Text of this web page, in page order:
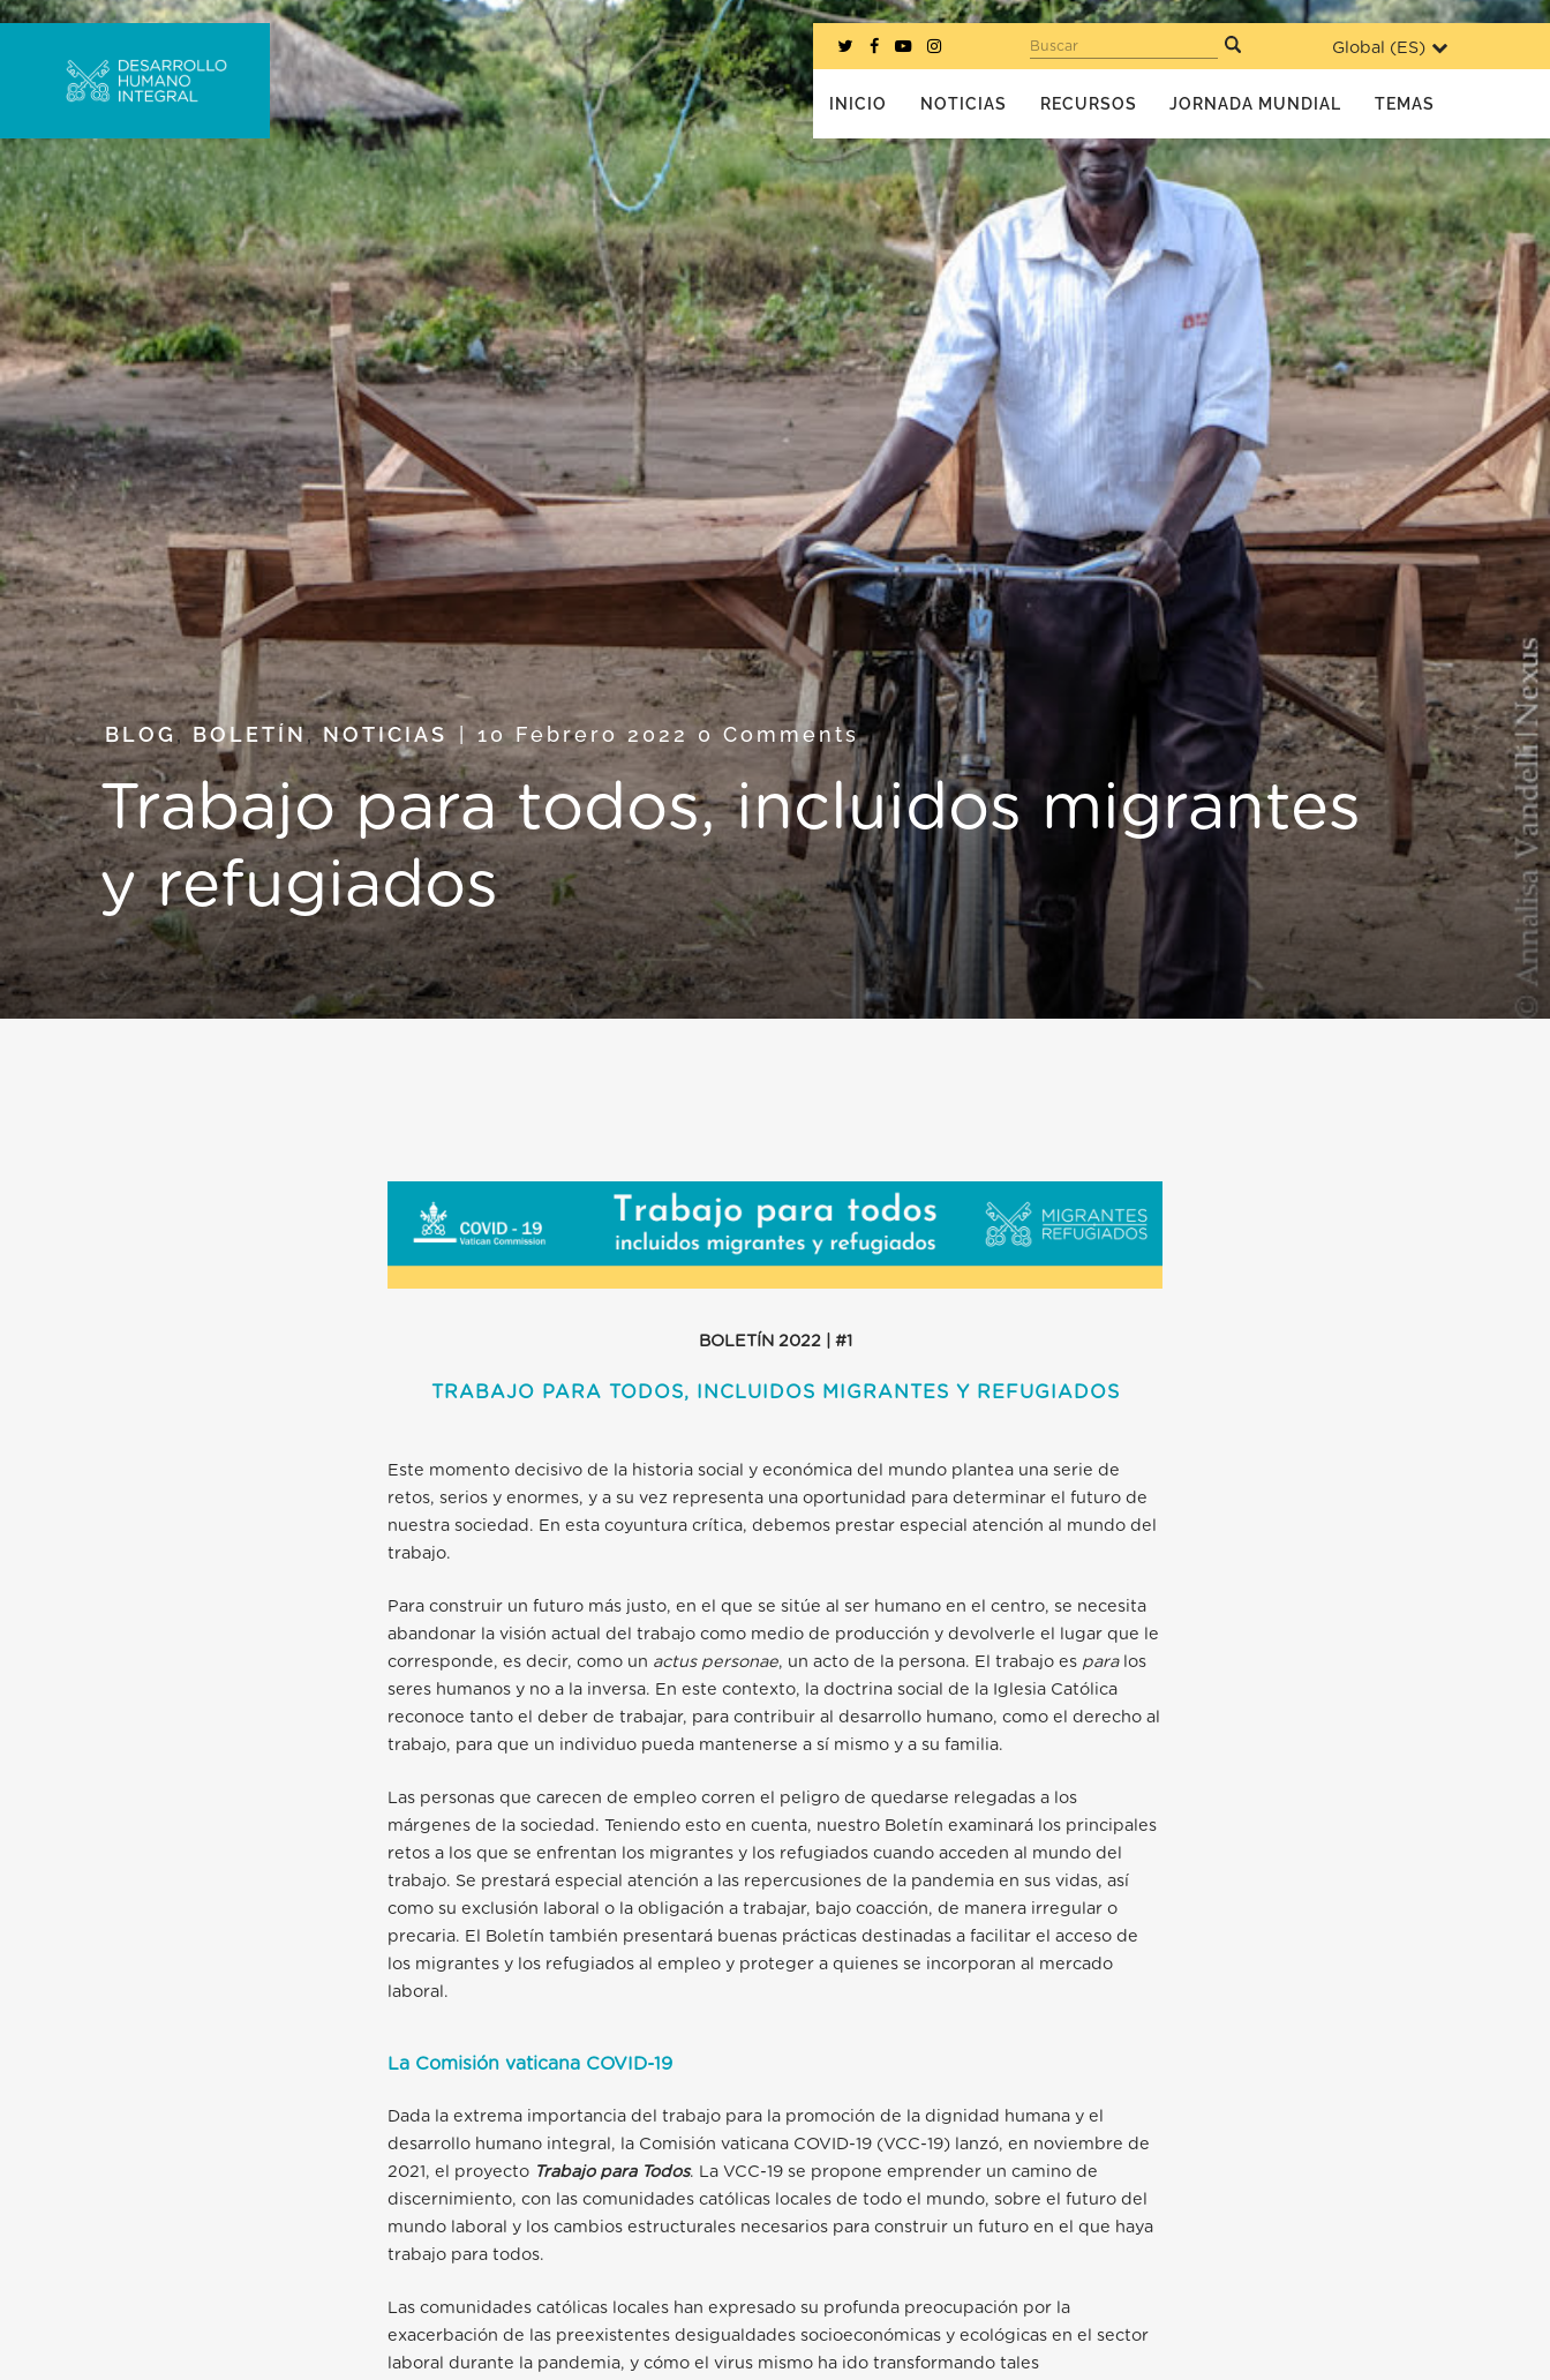
Global (ES)
Buscar
INICIO NOTICIAS RECURSOS JORNADA MUNDIAL TEMAS
BLOG,BOLETÍN,NOTICIAS 10 Febrero 2022 0 Comments
Trabajo para todos, incluidos migrantes
y refugiados
BOLETÍN 2022 | #1
TRABAJO PARA TODOS, INCLUIDOS MIGRANTES Y REFUGIADOS
Este momento decisivo de la historia social y económica del mundo plantea una serie de
retos, serios y enormes, y a su vez representa una oportunidad para determinar el futuro de
nuestra sociedad. En esta coyuntura crítica, debemos prestar especial atención al mundo del
trabajo.
Para construir un futuro más justo, en el que se sitúe al ser humano en el centro, se necesita
abandonar la visión actual del trabajo como medio de producción y devolverle el lugar que le
corresponde, es decir, como un actus personae, un acto de la persona. El trabajo es paralos
seres humanos y no a la inversa. En este contexto, la doctrina social de la Iglesia Católica
reconoce tanto el deber de trabajar, para contribuir al desarrollo humano, como el derecho al
trabajo, para que un individuo pueda mantenerse a sí mismo y a su familia.
Las personas que carecen de empleo corren el peligro de quedarse relegadas a los
márgenes de la sociedad. Teniendo esto en cuenta, nuestro Boletín examinará los principales
retos a los que se enfrentan los migrantes y los refugiados cuando acceden al mundo del
trabajo. Se prestará especial atención a las repercusiones de la pandemia en sus vidas, así
como su exclusión laboral o la obligación a trabajar, bajo coacción, de manera irregular o
precaria. El Boletín también presentará buenas prácticas destinadas a facilitar el acceso de
los migrantes y los refugiados al empleo y proteger a quienes se incorporan al mercado
laboral.
La Comisión vaticana COVID-19
Dada la extrema importancia del trabajo para la promoción de la dignidad humana y el
desarrollo humano integral, la Comisión vaticana COVID-19 (VCC-19) lanzó, en noviembre de
2021, el proyecto Trabajo para Todos. La VCC-19 se propone emprender un camino de
discernimiento, con las comunidades católicas locales de todo el mundo, sobre el futuro del
mundo laboral y los cambios estructurales necesarios para construir un futuro en el que haya
trabajo para todos.
Las comunidades católicas locales han expresado su profunda preocupación por la
exacerbación de las preexistentes desigualdades socioeconómicas y ecológicas en el sector
laboral durante la pandemia, y cómo el virus mismo ha ido transformando tales